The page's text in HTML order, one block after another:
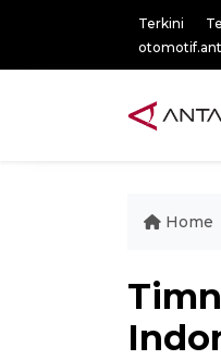
Terkini
Home